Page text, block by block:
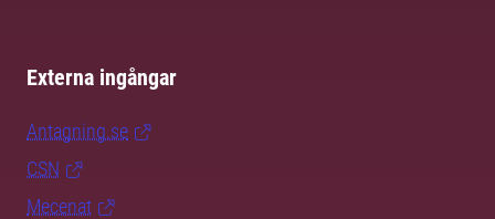
Externa ingångar
Antagning.se
CSN
Mecenat